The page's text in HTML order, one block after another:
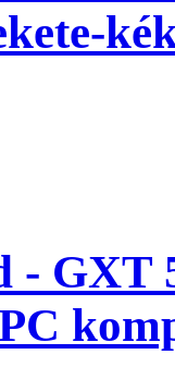
- GXT